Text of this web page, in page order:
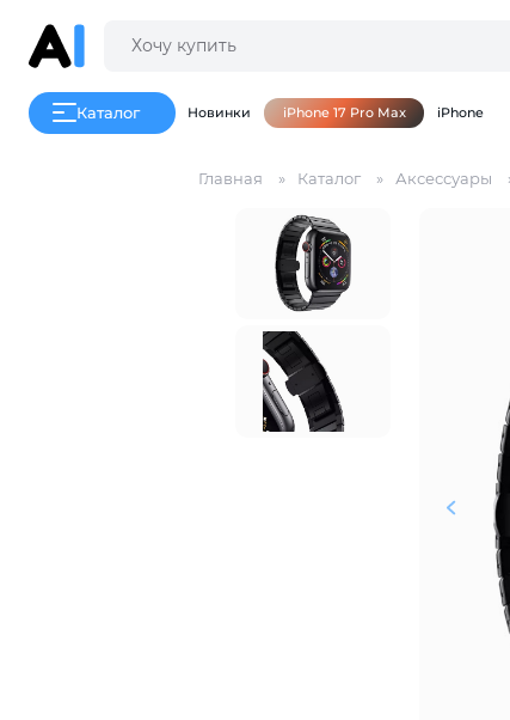
Каталог Новинки iPhone 17 Pro Max iPhone
Главная Каталог Аксессуары